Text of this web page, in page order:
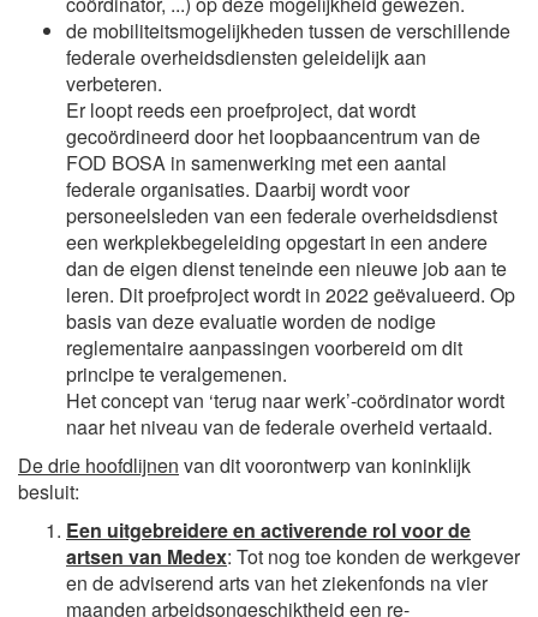
de mobiliteitsmogelijkheden tussen de verschillende
federale overheidsdiensten geleidelijk aan
verbeteren.
Er loopt reeds een proefproject, dat wordt
gecoördineerd door het loopbaancentrum van de
FOD BOSA in samenwerking met een aantal
federale organisaties. Daarbij wordt voor
personeelsleden van een federale overheidsdienst
een werkplekbegeleiding opgestart in een andere
dan de eigen dienst teneinde een nieuwe job aan te
leren. Dit proefproject wordt in 2022 geëvalueerd. Op
basis van deze evaluatie worden de nodige
reglementaire aanpassingen voorbereid om dit
principe te veralgemenen.
Het concept van ‘terug naar werk’-coördinator wordt
naar het niveau van de federale overheid vertaald.
De drie hoofdlijnen van dit voorontwerp van koninklijk
besluit:
Een uitgebreidere en activerende rol voor de
artsen van Medex: Tot nog toe konden de werkgever
en de adviserend arts van het ziekenfonds na vier
maanden arbeidsongeschiktheid een re-